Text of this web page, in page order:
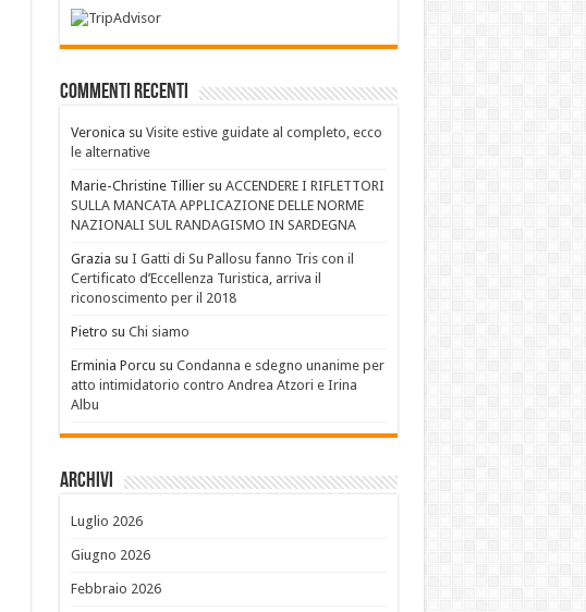
Commenti recenti
Veronica su Visite estive guidate al completo, ecco
le alternative
Marie-Christine Tilliersu ACCENDERE I RIFLETTORI
SULLA MANCATA APPLICAZIONE DELLE NORME
NAZIONALI SUL RANDAGISMO IN SARDEGNA
Grazia su I Gatti di Su Pallosu fanno Tris con il
Certificato d’Eccellenza Turistica, arriva il
riconoscimento per il 2018
Pietro su Chi siamo
Erminia Porcu su Condanna e sdegno unanime per
atto intimidatorio contro Andrea Atzori e Irina
Albu
Archivi
Luglio 2026
Giugno 2026
Febbraio 2026